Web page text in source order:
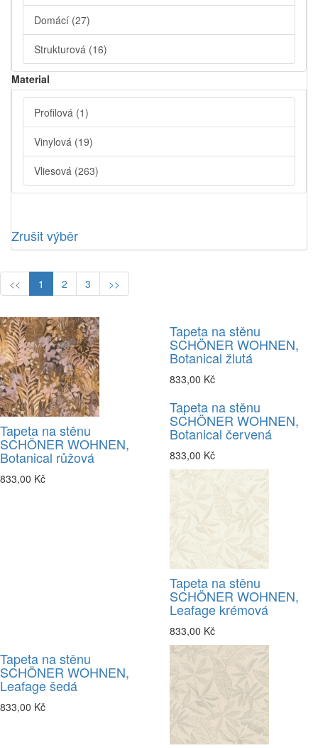
Domácí (27)
Strukturová (16)
Material
Profilová (1)
Vinylová (19)
Vliesová (263)
Zrušit výběr
<< 1 2 3 >>
Tapeta na stěnu
SCHÖNER WOHNEN,
Botanical růžová
833,00 Kč
Tapeta na stěnu
SCHÖNER WOHNEN,
Botanical žlutá
833,00 Kč
Tapeta na stěnu
SCHÖNER WOHNEN,
Botanical červená
833,00 Kč
Tapeta na stěnu
SCHÖNER WOHNEN,
Leafage krémová
833,00 Kč
Tapeta na stěnu
SCHÖNER WOHNEN,
Leafage šedá
833,00 Kč